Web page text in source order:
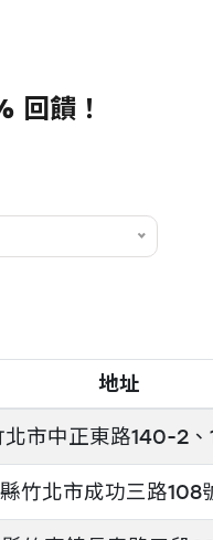
回饋！
地址
北市中正東路140-2
竹北市成功三路108